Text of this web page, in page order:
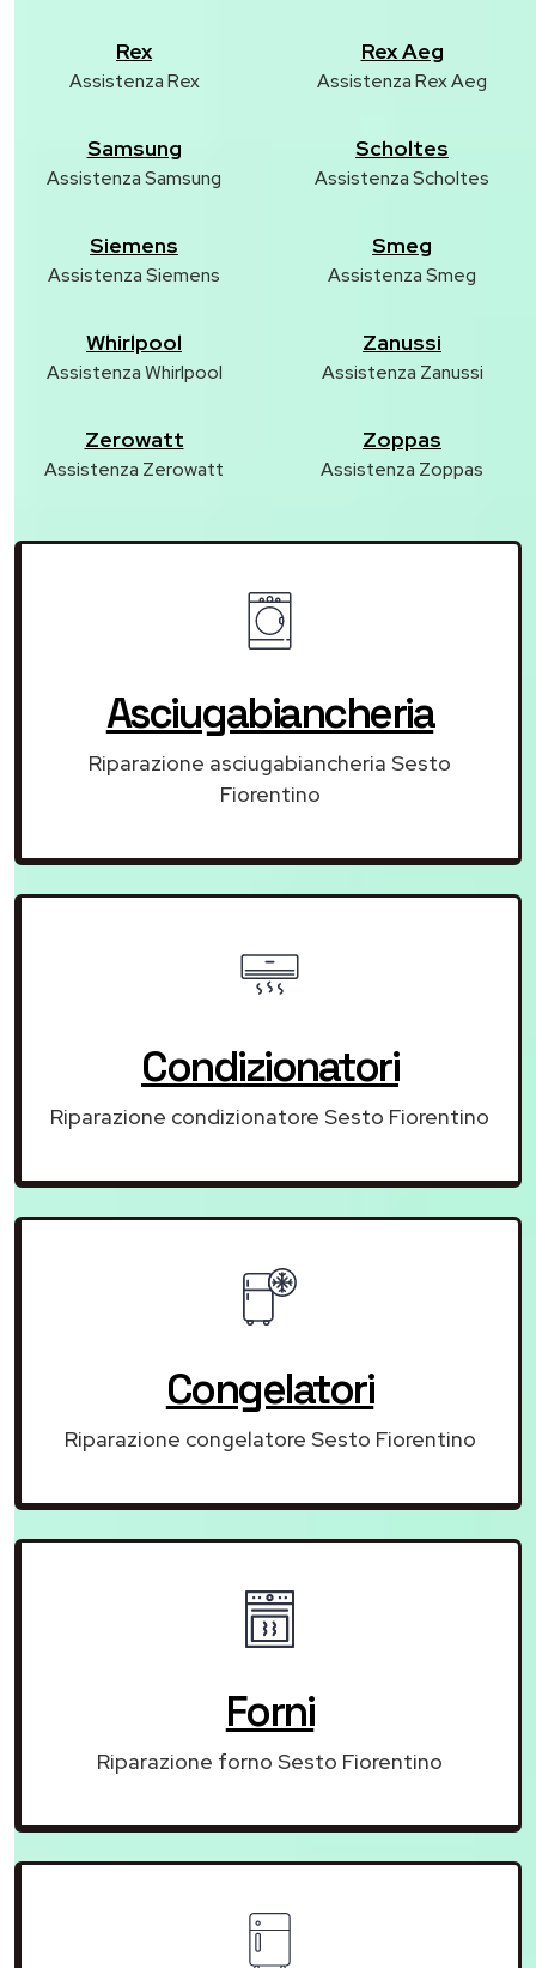
Rex
Assistenza Rex
Rex Aeg
Assistenza Rex Aeg
Samsung
Assistenza Samsung
Scholtes
Assistenza Scholtes
Siemens
Assistenza Siemens
Smeg
Assistenza Smeg
Whirlpool
Assistenza Whirlpool
Zanussi
Assistenza Zanussi
Zerowatt
Assistenza Zerowatt
Zoppas
Assistenza Zoppas
Asciugabiancheria
Riparazione asciugabiancheria Sesto
Fiorentino
Condizionatori
Riparazione condizionatore Sesto Fiorentino
Congelatori
Riparazione congelatore Sesto Fiorentino
Forni
Riparazione forno Sesto Fiorentino